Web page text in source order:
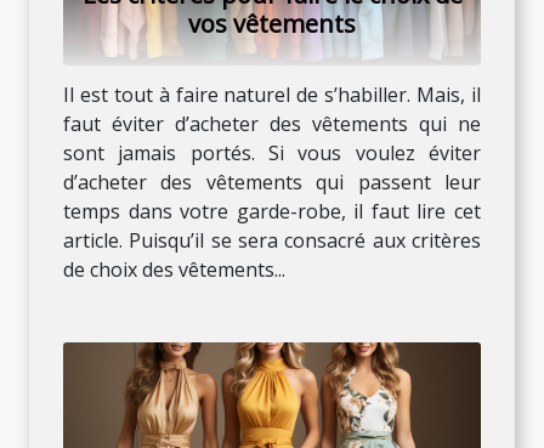
vos vêtements
Il est tout à faire naturel de s’habiller. Mais, il
faut éviter d’acheter des vêtements qui ne
sont jamais portés. Si vous voulez éviter
d’acheter des vêtements qui passent leur
temps dans votre garde-robe, il faut lire cet
article. Puisqu’il se sera consacré aux critères
de choix des vêtements...